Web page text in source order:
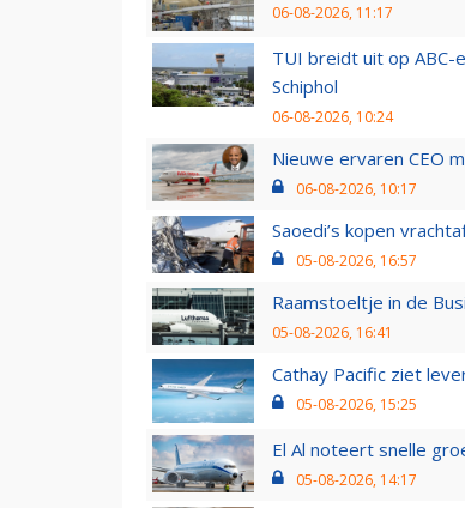
06-08-2026, 11:17
TUI breidt uit op ABC-
Schiphol
06-08-2026, 10:24
Nieuwe ervaren CEO
06-08-2026, 10:17
Saoedi’s kopen
05-08-2026, 16:57
Raamstoeltje in de
05-08-2026, 16:41
Cathay Pacific ziet
05-08-2026, 15:25
El Al noteert snelle
05-08-2026, 14:17